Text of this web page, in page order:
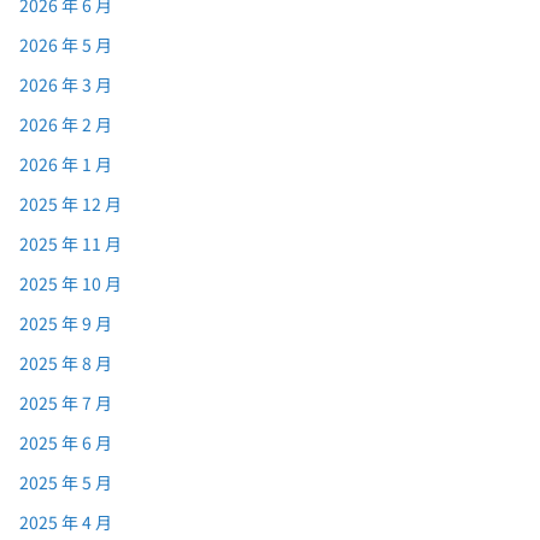
2026 年 5 月
2026 年 3 月
2026 年 2 月
2026 年 1 月
2025 年 12 月
2025 年 11 月
2025 年 10 月
2025 年 9 月
2025 年 8 月
2025 年 7 月
2025 年 6 月
2025 年 5 月
2025 年 4 月